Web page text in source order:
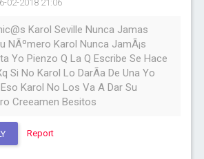
02-2018 21:06
Karol Seville Nunca Jamas
NÃºmero Karol Nunca JamÃ¡s
Yo Pienzo Q La Q Escribe Se Hace
Si No Karol Lo DarÃ­a De Una Yo
Karol No Los Va A Dar Su
Creeamen Besitos
Report